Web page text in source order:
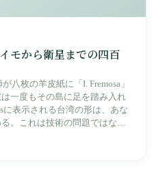
モから衛星までの四百
八枚の羊皮紙に「I. Fremosa」
一度もその島に足を踏み入れ
に表示される台湾の形は、あな
。これは技術の問題ではな